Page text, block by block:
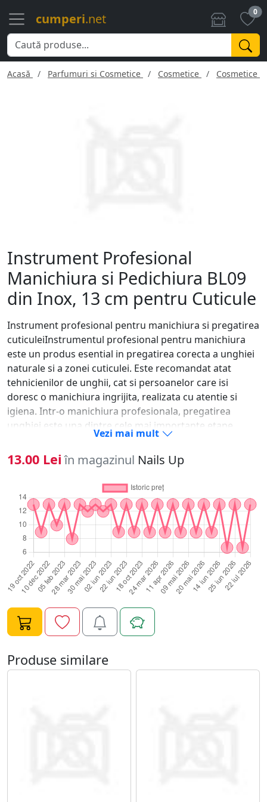
cumperi.net 0
Acasă Parfumuri si Cosmetice Cosmetice Cosmetice
Instrument Profesional
Manichiura si Pedichiura BL09
din Inox, 13 cm pentru Cuticule
Instrument profesional pentru manichiura si pregatirea
cuticuleiInstrumentul profesional pentru manichiura
este un produs esential in pregatirea corecta a unghiei
naturale si a zonei cuticulei. Este recomandat atat
tehnicienilor de unghii, cat si persoanelor care isi
doresc o manichiura ingrijita, realizata cu atentie si
igiena. Intr-o manichiura profesionala, pregatirea
unghiei este una dintre cele mai importante etape,
deoarece influenteaza direct aderenta produselor
aplicate ulterior, aspectul final si rezistenta
lucrarii.Tipuri de intrebuintariAcest tip de instrument
poate fi folosit pentru impingerea delicata a cuticulei,
curatarea zonei din jurul unghiei, indepartarea pielii
moarte, pregatirea placii unghiale si curatarea
marginilor laterale. In functie de forma capatului,
instrumentul poate ajuta la o curatare precisa in zonele
greu accesibile, acolo unde pila sau alte accesorii nu pot
lucra cu aceeasi exactitate.Este potrivit pentru
manichiura clasica, manichiura combinata, dry
manicure, pregatire pentru oja semipermanenta, gel
UV, acrygel, polygel sau alte produse profesionale
pentru unghii. Utilizat corect, instrumentul contribuie la
obtinerea unei manichiuri curate, elegante si bine
definite, fara exces de produs in zona cuticulei si fara
aspect neingrijit dupa aplicare.Cum se utilizeaza
Vezi mai mult
13.00 Lei în magazinul Nails Up
Produse similare